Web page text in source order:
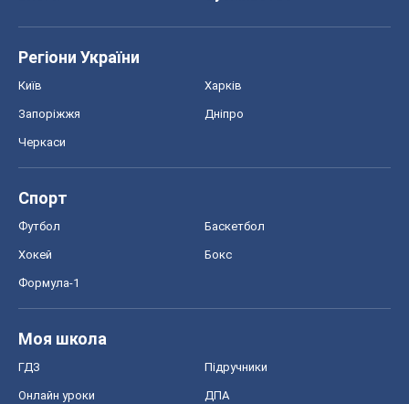
Регіони України
Київ Харків
Запоріжжя Дніпро
Черкаси
Спорт
Футбол Баскетбол
Хокей Бокс
Формула-1
Моя школа
ГДЗ Підручники
Онлайн уроки ДПА